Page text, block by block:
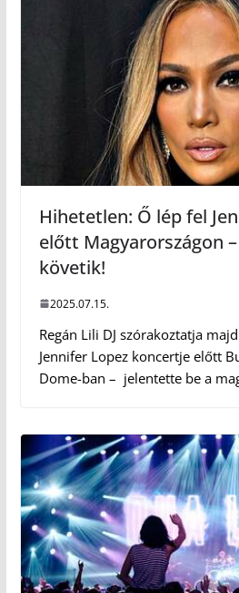
Hihetetlen: Ő lép fel
előtt Magyarországon
követik!
2025.07.15.
Regán Lili DJ szórakoztatja
Jennifer Lopez koncertje előtt
Dome-ban – jelentette be a